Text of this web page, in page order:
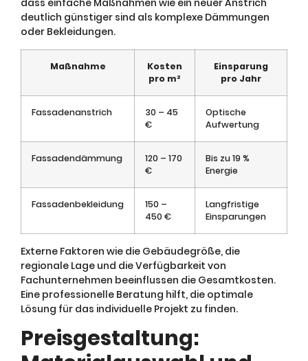
dass einfache Maßnahmen wie ein neuer Anstrich
deutlich günstiger sind als komplexe Dämmungen
oder Bekleidungen.
Maßnahme
Kosten
pro m²
Einsparung
pro Jahr
Fassadenanstrich
30 – 45
€
Optische
Aufwertung
Fassadendämmung
120 – 170
€
Bis zu 19 %
Energie
Fassadenbekleidung
150 –
450 €
Langfristige
Einsparungen
Externe Faktoren wie die Gebäudegröße, die
regionale Lage und die Verfügbarkeit von
Fachunternehmen beeinflussen die Gesamtkosten.
Eine professionelle Beratung hilft, die optimale
Lösung für das individuelle Projekt zu finden.
Preisgestaltung: